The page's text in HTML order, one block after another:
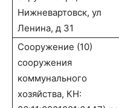
Нижневартовск, ул
Ленина, д 31
Сооружение (10)
сооружения
коммунального
хозяйства, КН: